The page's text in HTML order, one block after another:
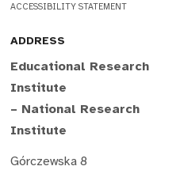
ACCESSIBILITY STATEMENT
ADDRESS
Educational Research
Institute
– National Research
Institute
Górczewska 8